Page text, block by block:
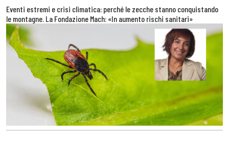
Eventi estremi e crisi climatica: perché le zecche stanno conquistando
le montagne. La Fondazione Mach: «In aumento rischi sanitari»